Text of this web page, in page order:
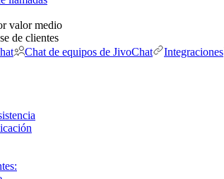
valor medio
de clientes
Chat de equipos de JivoChat Integraciones